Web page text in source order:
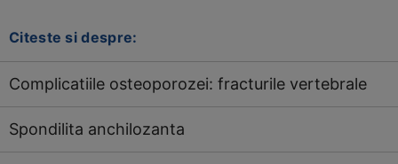
Citeste si despre:
Complicatiile osteoporozei: fracturile vertebrale
Spondilita anchilozanta